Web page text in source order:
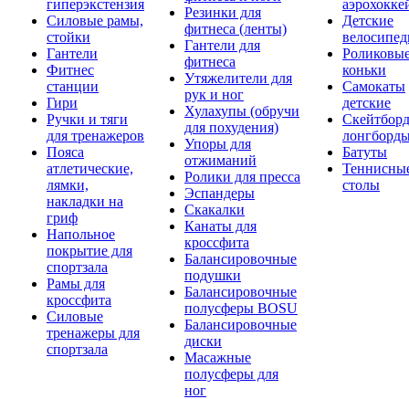
гиперэкстензия
Силовые рамы,
стойки
Гантели
Фитнес
станции
Гири
Ручки и тяги
для тренажеров
Пояса
атлетические,
лямки,
накладки на
гриф
Напольное
покрытие для
спортзала
Рамы для
кроссфита
Силовые
тренажеры для
спортзала
Резинки для
фитнеса (ленты)
Гантели для
фитнеса
Утяжелители для
рук и ног
Хулахупы (обручи
для похудения)
Упоры для
отжиманий
Ролики для пресса
Эспандеры
Скакалки
Канаты для
кроссфита
Балансировочные
подушки
Балансировочные
полусферы BOSU
Балансировочные
диски
Масажные
полусферы для
ног
Детские
коньки
Самокаты
детские
Батуты
столы